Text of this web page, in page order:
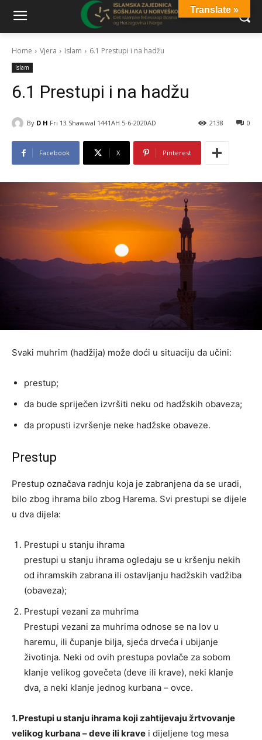
Home Vjera Islam 6.1 Prestupi i na hadžu
Islam
6.1 Prestupi i na hadžu
By D H Fri 13 Shawwal 1441AH 5-6-2020AD 0
2138
Facebook X Pinterest
Svaki muhrim (hadžija) može doći u situaciju da učini:
prestup;
da bude spriječen izvršiti neku od hadžskih obaveza;
da propusti izvršenje neke hadžske obaveze.
Prestup
Prestup označava radnju koja je zabranjena da se uradi,
bilo zbog ihrama bilo zbog Harema. Svi prestupi se dijele
u dva dijela:
Prestupi u stanju ihrama
prestupi u stanju ihrama ogledaju se u kršenju nekih
od ihramskih zabrana ili ostavljanju hadžskih vadžiba
(obaveza);
Prestupi vezani za muhrima
Prestupi vezani za muhrima odnose se na lov u
haremu, ili čupanje bilja, sjeća drveća i ubijanje
životinja. Neki od ovih prestupa povlače za sobom
klanje velikog govečeta (deve ili krave), neki klanje
dva, a neki klanje jednog kurbana – ovce.
1. Prestupi u stanju ihrama koji zahtijevaju žrtvovanje
velikog kurbana – deve ili krave i dijeljene tog mesa
Translate »